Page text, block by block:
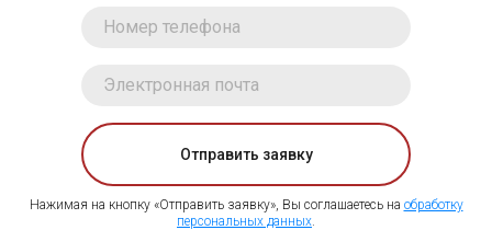
Отправить заявку
Нажимая на кнопку «Отправить заявку», Вы соглашаетесь на обработку
персональных данных.